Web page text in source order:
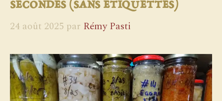
secondes (sans étiquettes)
24 août 2025 par Rémy Pasti